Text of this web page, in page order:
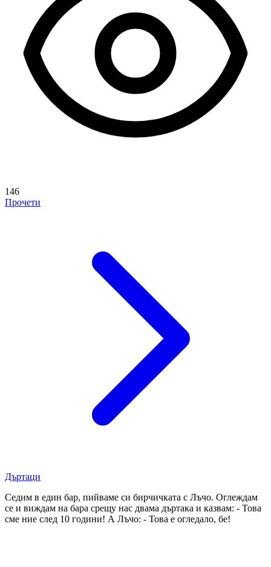
146
Прочети
Дъртаци
Седим в един бар, пийваме си бирчичката с Лъчо. Оглеждам
се и виждам на бара срещу нас двама дъртака и казвам: - Това
сме ние след 10 години! А Лъчо: - Това е огледало, бе!